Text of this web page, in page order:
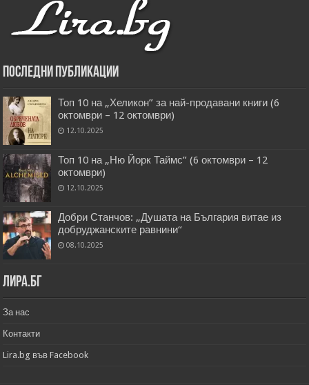
Последни публикации
Топ 10 на „Хеликон” за най-продавани книги (6
октомври – 12 октомври)
12.10.2025
Топ 10 на „Ню Йорк Таймс” (6 октомври – 12
октомври)
12.10.2025
Добри Станчов: „Душата на България витае из
добруджанските равнини“
08.10.2025
Лира.бг
За нас
Контакти
Lira.bg във Facebook